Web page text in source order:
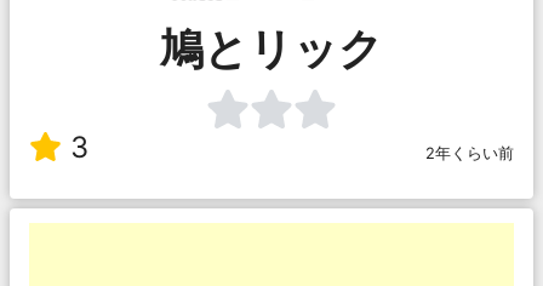
鳩とリック
3 2年くらい前